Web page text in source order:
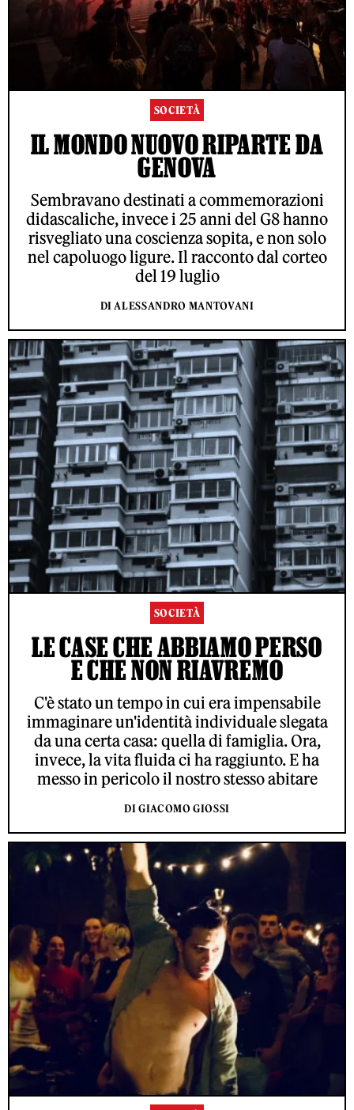
SOCIETÀ
IL MONDO NUOVO RIPARTE DA
GENOVA
Sembravano destinati a commemorazioni
didascaliche, invece i 25 anni del G8 hanno
risvegliato una coscienza sopita, e non solo
nel capoluogo ligure. Il racconto dal corteo
del 19 luglio
DI ALESSANDRO MANTOVANI
SOCIETÀ
LE CASE CHE ABBIAMO PERSO
E CHE NON RIAVREMO
C'è stato un tempo in cui era impensabile
immaginare un'identità individuale slegata
da una certa casa: quella di famiglia. Ora,
invece, la vita fluida ci ha raggiunto. E ha
messo in pericolo il nostro stesso abitare
DI GIACOMO GIOSSI